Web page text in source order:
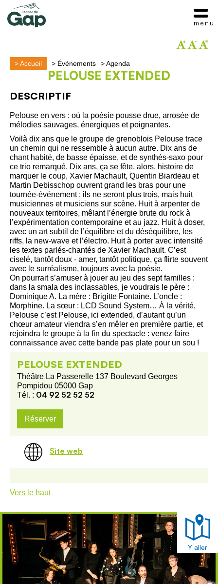
>Accueil > Événements >Agenda
PELOUSE EXTENDED
DESCRIPTIF
Pelouse en vers : où la poésie pousse drue, arrosée de
mélodies sauvages, énergiques et poignantes.
Voilà dix ans que le groupe de grenoblois Pelouse trace
un chemin qui ne ressemble à aucun autre. Dix ans de
chant habité, de basse épaisse, et de synthés-saxo pour
ce trio remarqué. Dix ans, ça se fête, alors, histoire de
marquer le coup, Xavier Machault, Quentin Biardeau et
Martin Debisschop ouvrent grand les bras pour une
tournée-événement : ils ne seront plus trois, mais huit
musiciennes et musiciens sur scène. Huit à arpenter de
nouveaux territoires, mêlant l’énergie brute du rock à
l’expérimentation contemporaine et au jazz. Huit à doser,
avec un art subtil de l’équilibre et du déséquilibre, les
riffs, la new-wave et l’électro. Huit à porter avec intensité
les textes parlés-chantés de Xavier Machault. C’est
ciselé, tantôt doux - amer, tantôt politique, ça flirte souvent
avec le surréalisme, toujours avec la poésie.
On pourrait s’amuser à jouer au jeu des sept familles :
dans la smala des inclassables, je voudrais le père :
Dominique A. La mère : Brigitte Fontaine. L’oncle :
Morphine. La sœur : LCD Sound System… À la vérité,
Pelouse c’est Pelouse, ici extended, d’autant qu’un
chœur amateur viendra s’en mêler en première partie, et
rejoindra le groupe à la fin du spectacle : venez faire
connaissance avec cette bande pas plate pour un sou !
PELOUSE EXTENDED
Théâtre La Passerelle 137 Boulevard Georges
Pompidou 05000 Gap
Tél. : 04 92 52 52 52
Réserver
Site web
Vers le haut
Y aller
menu